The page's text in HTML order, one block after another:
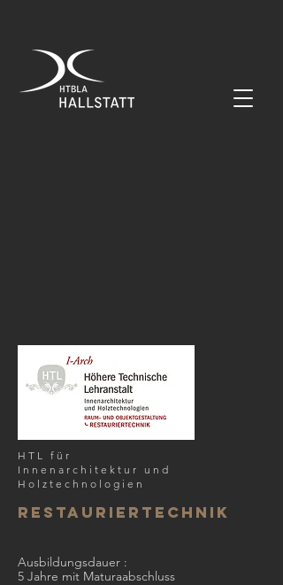
HTL für
Innenarchitektur und
Holztechnologien
Restauriertechnik
Ausbildungsdauer :
5 Jahre mit Maturaabschluss